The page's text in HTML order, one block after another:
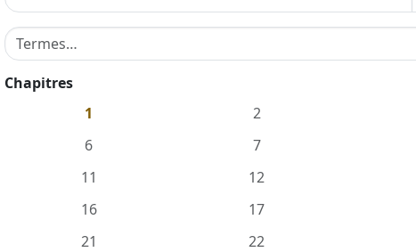
Terme de recherche dans la concordance
Chapitres
1
2
6
7
11
12
16
17
21
22